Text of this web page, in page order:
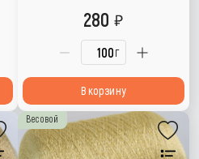
г
280
В корзину
Весовой